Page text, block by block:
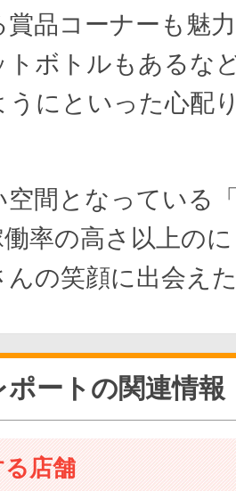
品コーナーも魅
トボトルもあるな
うにといった心配
空間となっている
率の高さ以上の
の笑顔に出会え
ポートの関連情報
店舗